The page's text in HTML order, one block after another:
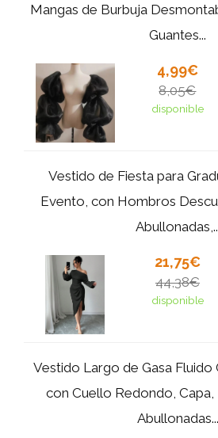
Mangas de Burbuja
Guantes...
4,99€
8,05€
disponible
Vestido de Fiesta para
Evento, con Hombros
21,75€
44,38€
disponible
Vestido Largo de Gasa
con Cuello Redondo, Capa,
Abullonadas...